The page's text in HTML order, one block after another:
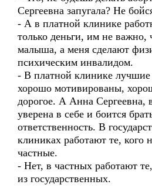
Сергеевна запугала? Не
- А в платной клинике
только деньги, им не важно,
малыша, а меня сделают
психическим инвалидом.
- В платной клинике лучшие
хорошо мотивированы,
дорогое. А Анна Сергеевна,
уверена в себе и боится
ответственность. В
клиниках работают те, кого
частные.
- Нет, в частных работают
из государственных.